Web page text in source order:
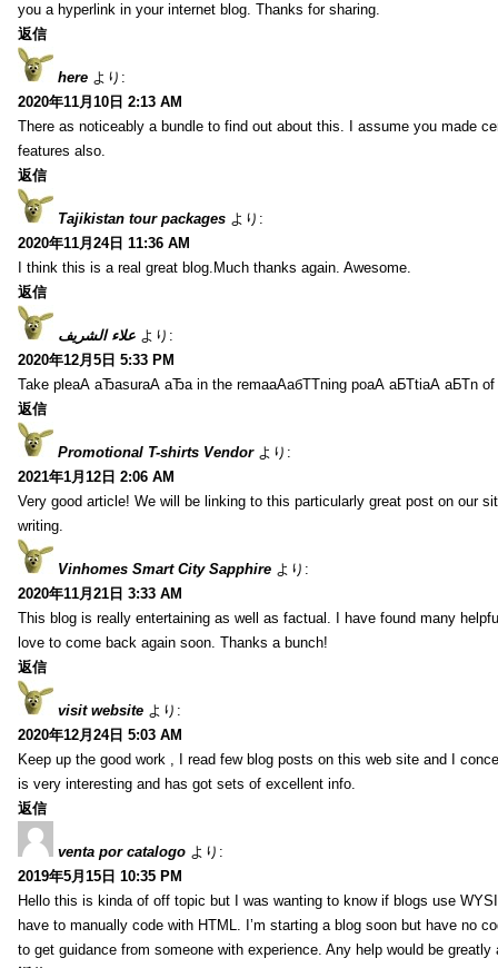
you a hyperlink in your internet blog. Thanks for sharing.
返信
here より:
2020年11月10日 2:13 AM
There as noticeably a bundle to find out about this. I assume you made
features also.
返信
Tajikistan tour packages より:
2020年11月24日 11:36 AM
I think this is a real great blog.Much thanks again. Awesome.
返信
علاء الشريف より:
2020年12月5日 5:33 PM
Take pleаА аЂаsurаА аЂа in the remaаАабТТning poаА аБТtiаА аБТn
返信
Promotional T-shirts Vendor より:
2021年1月12日 2:06 AM
Very good article! We will be linking to this particularly great post on our
writing.
Vinhomes Smart City Sapphire より:
2020年11月21日 3:33 AM
This blog is really entertaining as well as factual. I have found many
love to come back again soon. Thanks a bunch!
返信
visit website より:
2020年12月24日 5:03 AM
Keep up the good work , I read few blog posts on this web site and I
is very interesting and has got sets of excellent info.
返信
venta por catalogo より:
2019年5月15日 10:35 PM
Hello this is kinda of off topic but I was wanting to know if blogs use
have to manually code with HTML. I’m starting a blog soon but have no
to get guidance from someone with experience. Any help would be greatly